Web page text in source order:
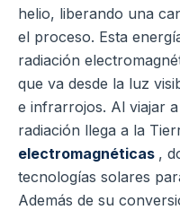
helio, liberando una
el proceso. Esta
radiación
que va desde la luz
e infrarrojos. Al viajar
radiación llega a la
electromagnéticas ,
tecnologías solares
Además de su